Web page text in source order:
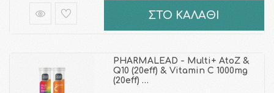
ΣΤΟ ΚΑΛΑΘΙ
PHARMALEAD - Multi+ AtoZ &
Q10 (20eff) & Vitamin C 1000mg
(20eff) …